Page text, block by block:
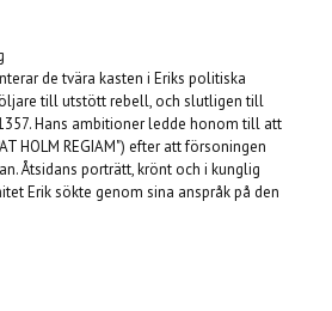
de tvära kasten i Eriks politiska
till utstött rebell, och slutligen till
Hans ambitioner ledde honom till att
HOLM REGIAM") efter att försoningen
Åtsidans porträtt, krönt och i kunglig
Erik sökte genom sina anspråk på den